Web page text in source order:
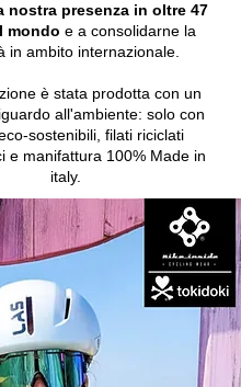
nostra presenza in oltre 47
mondo e a consolidarne la
in ambito internazionale.
è stata prodotta con un
all'ambiente: solo con
sostenibili, filati riciclati
e manifattura 100% Made in
italy.